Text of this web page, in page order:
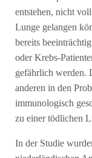
entstehen, nicht
Lunge gelangen
bereits
oder Krebs-
gefährlich werden.
anderen in den
immunologisch
zu einer tödlichen
In der Studie